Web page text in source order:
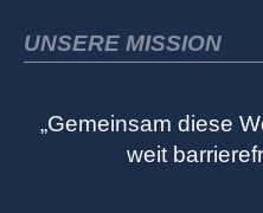
UNSERE MISSION
„Gemeinsam diese
weit